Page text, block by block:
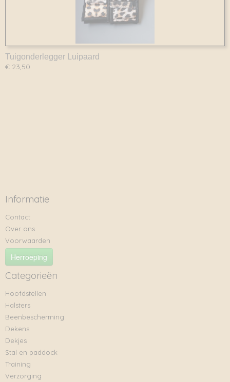
Tuigonderlegger Luipaard
€ 23,50
Informatie
Contact
Over ons
Voorwaarden
Herroeping
Categorieën
Hoofdstellen
Halsters
Beenbescherming
Dekens
Dekjes
Stal en paddock
Training
Verzorging